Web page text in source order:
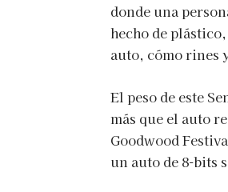
donde una
hecho de
auto, cómo rines
El peso de este
más que el auto
Goodwood
un auto de 8-bits